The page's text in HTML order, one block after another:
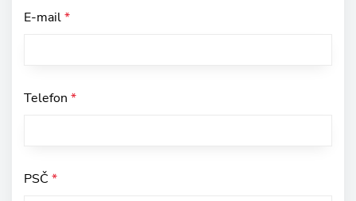
E-mail*
Telefon *
PSČ *